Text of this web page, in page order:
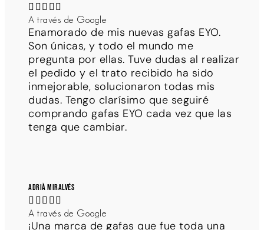
    
A través de Google
Enamorado de mis nuevas gafas EYO.
Son únicas, y todo el mundo me
pregunta por ellas. Tuve dudas al realizar
el pedido y el trato recibido ha sido
inmejorable, solucionaron todas mis
dudas. Tengo clarísimo que seguiré
comprando gafas EYO cada vez que las
tenga que cambiar.
Adrià Miralvés
    
A través de Google
¡Una marca de gafas que fue toda una